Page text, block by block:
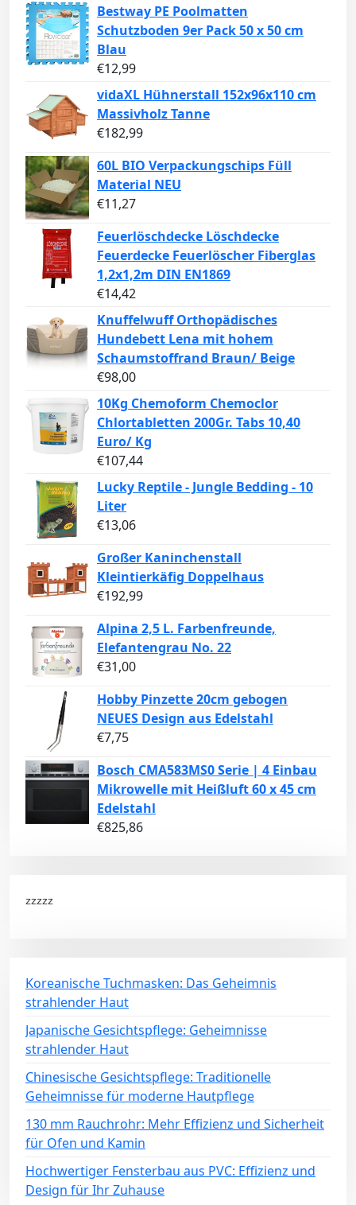
Bestway PE Poolmatten
Schutzboden 9er Pack 50 x 50 cm
Blau
€12,99
vidaXL Hühnerstall 152x96x110 cm
Massivholz Tanne
€182,99
60L BIO Verpackungschips Füll
Material NEU
€11,27
Feuerlöschdecke Löschdecke
Feuerdecke Feuerlöscher Fiberglas
1,2x1,2m DIN EN1869
€14,42
Knuffelwuff Orthopädisches
Hundebett Lena mit hohem
Schaumstoffrand Braun/ Beige
€98,00
10Kg Chemoform Chemoclor
Chlortabletten 200Gr. Tabs 10,40
Euro/ Kg
€107,44
Lucky Reptile - Jungle Bedding - 10
Liter
€13,06
Großer Kaninchenstall
Kleintierkäfig Doppelhaus
€192,99
Alpina 2,5 L. Farbenfreunde,
Elefantengrau No. 22
€31,00
Hobby Pinzette 20cm gebogen
NEUES Design aus Edelstahl
€7,75
Bosch CMA583MS0 Serie | 4 Einbau
Mikrowelle mit Heißluft 60 x 45 cm
Edelstahl
€825,86
zzzzz
Koreanische Tuchmasken: Das Geheimnis
strahlender Haut
Japanische Gesichtspflege: Geheimnisse
strahlender Haut
Chinesische Gesichtspflege: Traditionelle
Geheimnisse für moderne Hautpflege
130 mm Rauchrohr: Mehr Effizienz und Sicherheit
für Ofen und Kamin
Hochwertiger Fensterbau aus PVC: Effizienz und
Design für Ihr Zuhause